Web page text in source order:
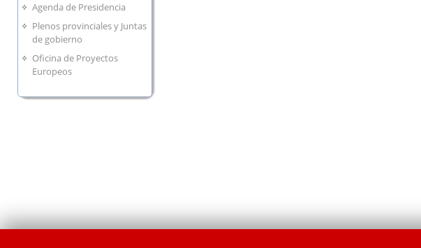
Agenda de Presidencia
Plenos provinciales y Juntas
de gobierno
Oficina de Proyectos
Europeos